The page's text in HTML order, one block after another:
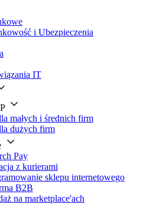
i Ubezpieczenia
IT
małych i średnich firm
dużych firm
Pay
z kurierami
sklepu internetowego
B2B
na marketplace'ach